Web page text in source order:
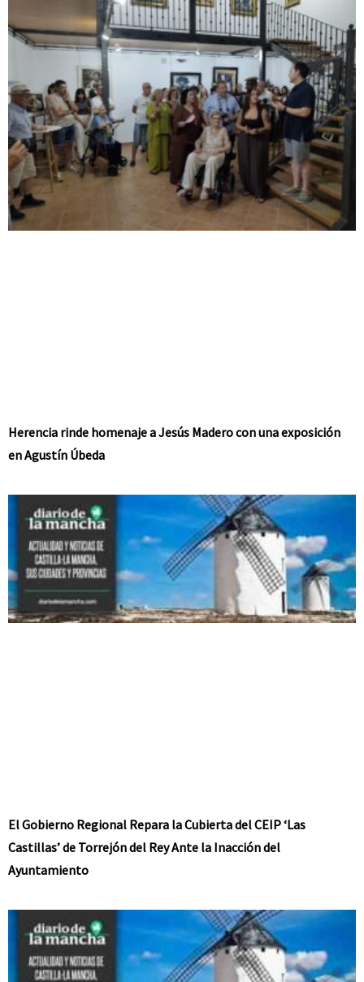
Herencia rinde homenaje a Jesús Madero con una exposición
en Agustín Úbeda
El Gobierno Regional Repara la Cubierta del CEIP ‘Las
Castillas’ de Torrejón del Rey Ante la Inacción del
Ayuntamiento